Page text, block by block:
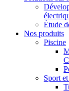
Étude
Nos produits
Piscine
Sport